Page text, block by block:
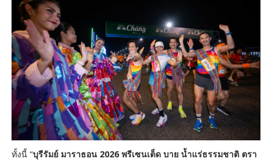
ทั้งนี้ “บุรีรัมย์ มาราธอน 2026 พรีเซนเต็ด บาย น้ำแร่ธรรมชาติ ตรา